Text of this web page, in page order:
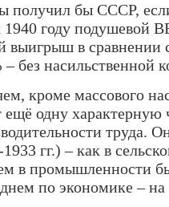
получил бы СССР,
году подушевой
выигрыш в сравнении
– без насильственной
кроме массового
ещё одну характерную
труда.
гг.) – как в
в промышленности
по экономике –